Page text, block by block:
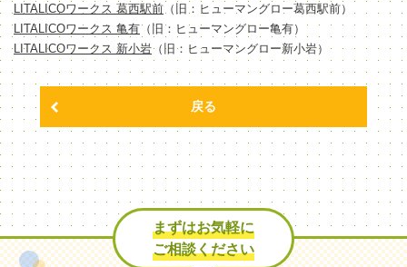
LITALICOワークス 葛西駅前 （旧：ヒューマングロー葛西駅前）
LITALICOワークス 亀有（旧：ヒューマングロー亀有）
LITALICOワークス 新小岩（旧：ヒューマングロー新小岩）
戻る
まずはお気軽に
ご相談ください